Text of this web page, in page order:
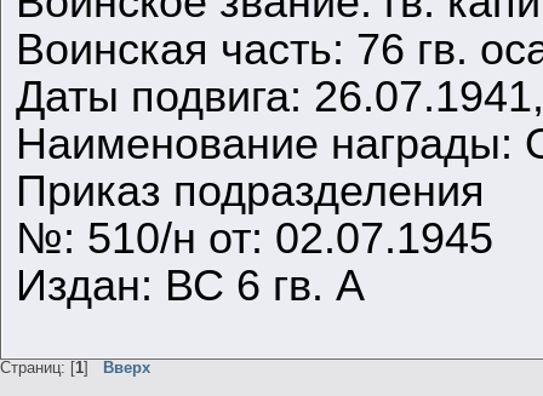
Воинская часть: 76 гв.
Даты подвига:
Наименование награды:
Приказ подразделения
№: 510/н от: 02.07.1945
Издан: ВС 6 гв. А
Страниц: [1] Вверх